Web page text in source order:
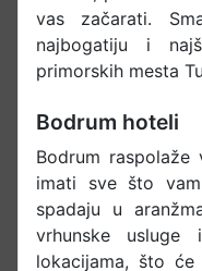
vas začarati.
najbogatiju i
primorskih mesta
Bodrum hoteli
Bodrum
imati sve što
spadaju u
vrhunske
lokacijama, što